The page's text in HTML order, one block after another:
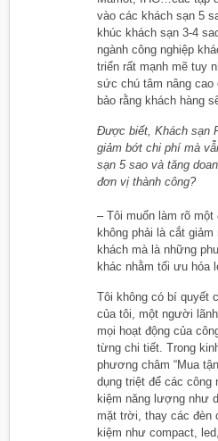
vào các khách sạn 5
khúc khách sạn 3-4
ngành công nghiệp
triển rất mạnh mẽ tuy
sức chú tâm nâng
bảo rằng khách hàng
Được biết, Khách sạn
giảm bớt chi phí mà
sạn 5 sao và tăng
đơn vị thành công?
– Tôi muốn làm rõ
không phải là cắt
khách mà là những
khác nhằm tối ưu hóa
Tôi không có bí quyết
của tôi, một người
mọi hoạt động của
từng chi tiết. Trong
phương châm “Mua
dụng triệt để các công
kiệm năng lượng như
mặt trời, thay các đèn
kiệm như compact,